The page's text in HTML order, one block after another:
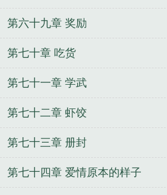
第六十九章 奖励
第七十章 吃货
第七十一章 学武
第七十二章 虾饺
第七十三章 册封
第七十四章 爱情原本的样子